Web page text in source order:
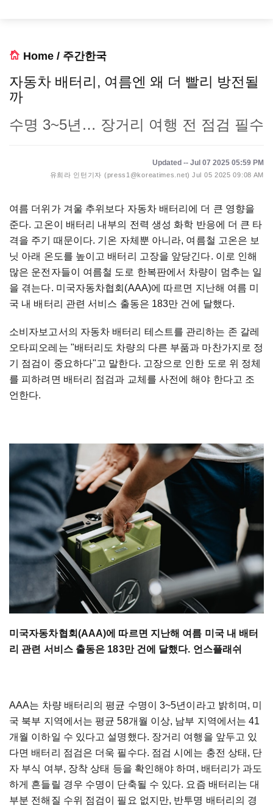
Home / 주간한국
자동차 배터리, 여름엔 왜 더 빨리 방전될
까
수명 3~5년… 장거리 여행 전 점검 필수
Updated -- Jul 07 2025 05:59 PM
유희라 인턴기자 (press1@koreatimes.net) Jul 05 2025 09:08 AM
여름 더위가 겨울 추위보다 자동차 배터리에 더 큰 영향을
준다. 고온이 배터리 내부의 전력 생성 화학 반응에 더 큰 타
격을 주기 때문이다. 기온 자체뿐 아니라, 여름철 고온은 보
닛 아래 온도를 높이고 배터리 고장을 앞당긴다. 이로 인해
많은 운전자들이 여름철 도로 한복판에서 차량이 멈추는 일
을 겪는다. 미국자동차협회(AAA)에 따르면 지난해 여름 미
국 내 배터리 관련 서비스 출동은 183만 건에 달했다.
소비자보고서의 자동차 배터리 테스트를 관리하는 존 갈레
오타피오레는 "배터리도 차량의 다른 부품과 마찬가지로 정
기 점검이 중요하다"고 말한다. 고장으로 인한 도로 위 정체
를 피하려면 배터리 점검과 교체를 사전에 해야 한다고 조
언한다.
미국자동차협회(AAA)에 따르면 지난해 여름 미국 내 배터
리 관련 서비스 출동은 183만 건에 달했다. 언스플래쉬
AAA는 차량 배터리의 평균 수명이 3~5년이라고 밝히며, 미
국 북부 지역에서는 평균 58개월 이상, 남부 지역에서는 41
개월 이하일 수 있다고 설명했다. 장거리 여행을 앞두고 있
다면 배터리 점검은 더욱 필수다. 점검 시에는 충전 상태, 단
자 부식 여부, 장착 상태 등을 확인해야 하며, 배터리가 과도
하게 흔들릴 경우 수명이 단축될 수 있다. 요즘 배터리는 대
부분 전해질 수위 점검이 필요 없지만, 반투명 배터리의 경